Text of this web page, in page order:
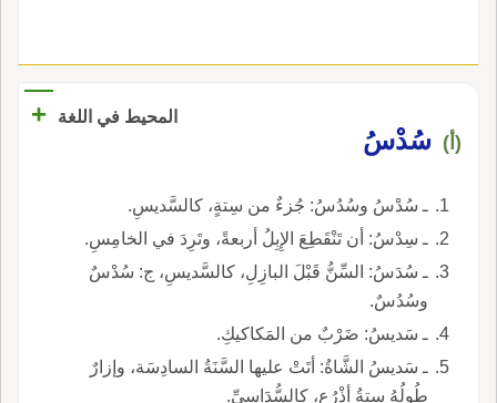
المحيط في اللغة +
(أ) سُدْسُ
ـ سُدْسُ وسُدُسُ: جُزءٌ من سِتةٍ، كالسَّديسِ.
ـ سِدْسُ: أن تَنْقَطِعَ الإِبِلُ أربعةً، وتَرِدَ في الخامِسِ.
ـ سُدَسُ: السِّنُّ قَبْلَ البازِلِ، كالسَّديسِ، ج: سُدْسٌ
وسُدُسٌ.
ـ سَديسُ: ضَرْبٌ من المَكاكيكِ.
ـ سَديسُ الشَّاةُ: أتَتْ عليها السَّنَةُ السادِسَة، وإزارٌ
طُولُهُ ستةُ أذْرُعٍ، كالسُّدَاسِيِّ.